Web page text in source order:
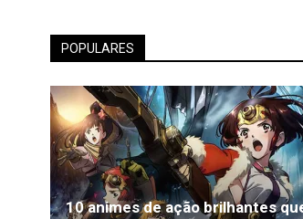
POPULARES
10 animes de ação brilhantes